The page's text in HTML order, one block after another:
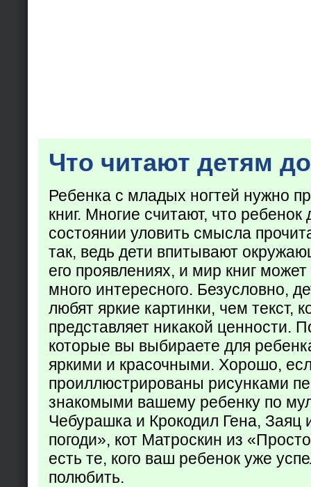
Что читают детям
Ребенка с младых ногтей нужно
книг. Многие считают, что ребенок
состоянии уловить смысла
так, ведь дети впитывают
его проявлениях, и мир книг
много интересного. Безусловно,
любят яркие картинки, чем текст,
представляет никакой ценности.
которые вы выбираете для
яркими и красочными. Хорошо,
проиллюстрированы рисунками
знакомыми вашему ребенку по
Чебурашка и Крокодил Гена, Заяц
погоди», кот Матроскин из
есть те, кого ваш ребенок уже
полюбить.